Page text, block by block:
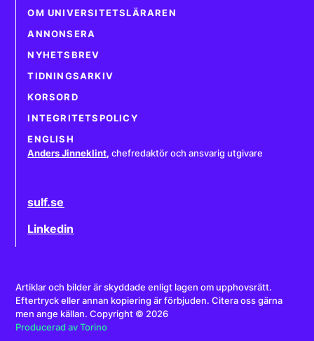
OM UNIVERSITETSLÄRAREN
ANNONSERA
NYHETSBREV
TIDNINGSARKIV
KORSORD
INTEGRITETSPOLICY
ENGLISH
Anders Jinneklint, chefredaktör och ansvarig utgivare
sulf.se
Linkedin
Artiklar och bilder är skyddade enligt lagen om upphovsrätt.
Eftertryck eller annan kopiering är förbjuden. Citera oss gärna
men ange källan. Copyright © 2026
Producerad av Torino